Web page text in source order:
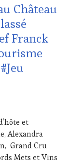
Château
Franck
et
Alexandra
Grand Cru
Mets et Vins